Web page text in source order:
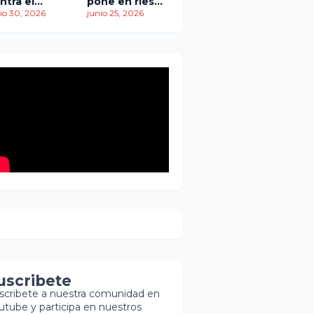
más
30, 2026
traslado de
junio 25, 2026
a nuestra comunidad en
y participa en nuestros